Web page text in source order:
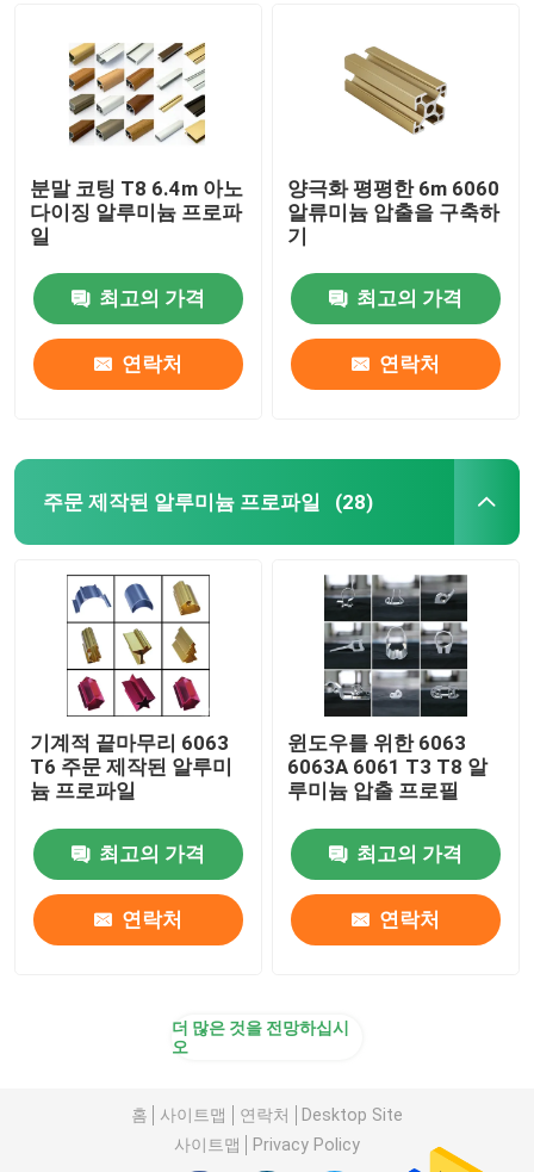
분말 코팅 T8 6.4m 아노
다이징 알루미늄 프로파
일
최고의 가격
연락처
양극화 평평한 6m 6060
알류미늄 압출을 구축하
기
최고의 가격
연락처
주문 제작된 알루미늄 프로파일 (28)
기계적 끝마무리 6063
T6 주문 제작된 알루미
늄 프로파일
최고의 가격
연락처
윈도우를 위한 6063
6063A 6061 T3 T8 알
루미늄 압출 프로필
최고의 가격
연락처
더 많은 것을 전망하십시
오
홈 사이트맵 연락처
Desktop Site
사이트맵
Privacy Policy